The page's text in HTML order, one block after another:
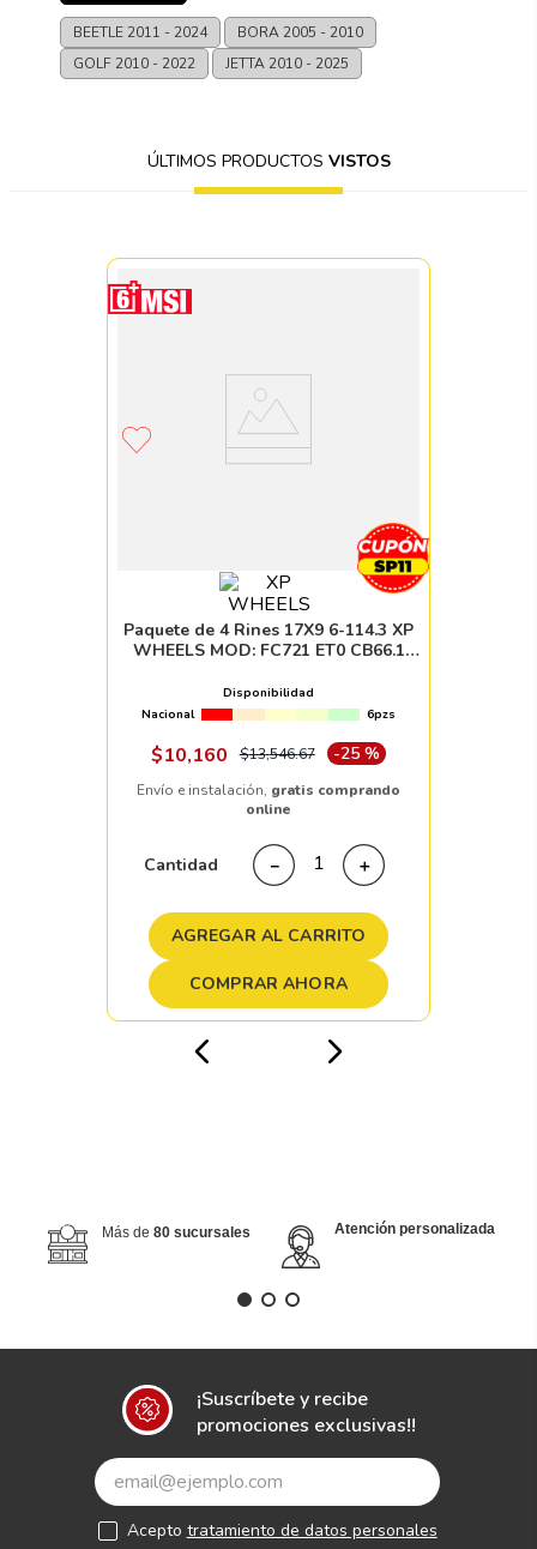
BEETLE 2011 - 2024 BORA 2005 - 2010
GOLF 2010 - 2022 JETTA 2010 - 2025
ÚLTIMOS PRODUCTOS VISTOS
Paquete de 4 Rines 17X9 6-114.3 XP
WHEELS MOD: FC721 ET0 CB66.1
BLACK RING AND SATIN BLACK
Disponibilidad
Nacional
6pzs
$10,160 $13,546.67 -25 %
Envío e instalación, gratis comprando
online
Cantidad ＋
－
AGREGAR AL CARRITO
COMPRAR AHORA
Más de 80 sucursales Atención personalizada
¡Suscríbete y recibe
promociones exclusivas!!
Acepto tratamiento de datos personales